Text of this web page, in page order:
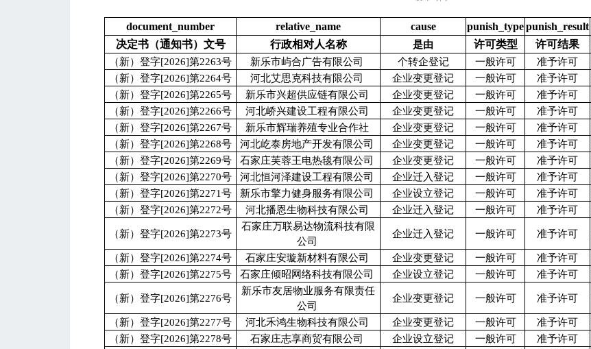
document_number relative_name cause punish_typepunish_result
决定书（通知书）文号 行政相对人名称 是由 许可类型 许可结果
（新）登字[2026]第2263号
新乐市屿合广告有限公司 个转企登记 一般许可 准予许可
（新）登字[2026]第2264号
河北艾思克科技有限公司 企业变更登记 一般许可 准予许可
（新）登字[2026]第2265号
新乐市兴超供应链有限公司 企业变更登记 一般许可 准予许可
（新）登字[2026]第2266号
河北峤兴建设工程有限公司 企业变更登记 一般许可 准予许可
（新）登字[2026]第2267号
新乐市辉瑞养殖专业合作社 企业变更登记 一般许可 准予许可
（新）登字[2026]第2268号
河北屹泰房地产开发有限公司 企业变更登记 一般许可 准予许可
（新）登字[2026]第2269号
石家庄芙蓉王电热毯有限公司 企业变更登记 一般许可 准予许可
（新）登字[2026]第2270号
河北恒河泽建设工程有限公司 企业迁入登记 一般许可 准予许可
（新）登字[2026]第2271号
新乐市擎力健身服务有限公司 企业设立登记 一般许可 准予许可
（新）登字[2026]第2272号
河北播恩生物科技有限公司 企业迁入登记 一般许可 准予许可
（新）登字[2026]第2273号
石家庄万联易达物流科技有限
公司
企业迁入登记 一般许可 准予许可
（新）登字[2026]第2274号 石家庄安璇新材料有限公司 企业变更登记 一般许可 准予许可
（新）登字[2026]第2275号
石家庄倾昭网络科技有限公司 企业设立登记 一般许可 准予许可
（新）登字[2026]第2276号
新乐市友居物业服务有限责任
公司
企业变更登记 一般许可 准予许可
（新）登字[2026]第2277号 河北禾鸿生物科技有限公司 企业变更登记 一般许可 准予许可
（新）登字[2026]第2278号
石家庄志享商贸有限公司 企业设立登记 一般许可 准予许可